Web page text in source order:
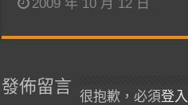
2009 年 10 月 12 日
發佈留言
很抱歉，必須登入